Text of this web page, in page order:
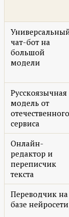
чат-бот на
большой
модели
Русскоязычная
модель от
отечественного
сервиса
Онлайн-
редактор и
переписчик
текста
Переводчик на
базе нейросети